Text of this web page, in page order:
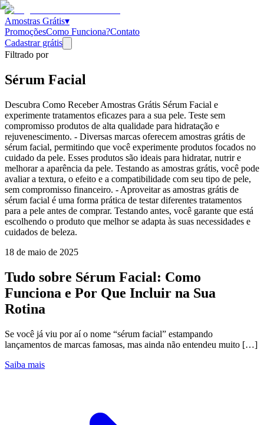
Amostras Grátis▾
PromoçõesComo Funciona?Contato
Cadastrar grátis
Filtrado por
Sérum Facial
Descubra Como Receber Amostras Grátis Sérum Facial e
experimente tratamentos eficazes para a sua pele. Teste sem
compromisso produtos de alta qualidade para hidratação e
rejuvenescimento. - Diversas marcas oferecem amostras grátis de
sérum facial, permitindo que você experimente produtos focados no
cuidado da pele. Esses produtos são ideais para hidratar, nutrir e
melhorar a aparência da pele. Testando as amostras grátis, você pode
avaliar a textura, o efeito e a compatibilidade com seu tipo de pele,
sem compromisso financeiro. - Aproveitar as amostras grátis de
sérum facial é uma forma prática de testar diferentes tratamentos
para a pele antes de comprar. Testando antes, você garante que está
escolhendo o produto que melhor se adapta às suas necessidades e
cuidados de beleza.
18 de maio de 2025
Tudo sobre Sérum Facial: Como
Funciona e Por Que Incluir na Sua
Rotina
Se você já viu por aí o nome “sérum facial” estampando
lançamentos de marcas famosas, mas ainda não entendeu muito […]
Saiba mais